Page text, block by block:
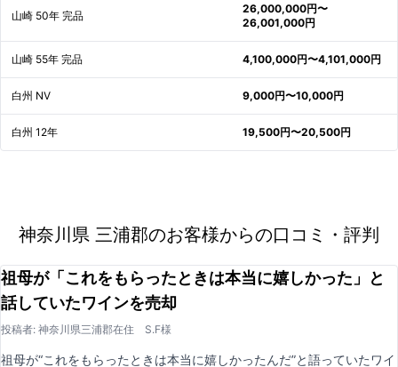
山崎 50年 完品
26,000,000円〜
26,001,000円
山崎 55年 完品 4,100,000円〜4,101,000円
白州 NV 9,000円〜10,000円
白州 12年 19,500円〜20,500円
神奈川県 三浦郡のお客様からの口コミ・評判
祖母が「これをもらったときは本当に嬉しかった」と
話していたワインを売却
投稿者: 神奈川県三浦郡在住 S.F様
祖母が“これをもらったときは本当に嬉しかったんだ”と語っていたワイ